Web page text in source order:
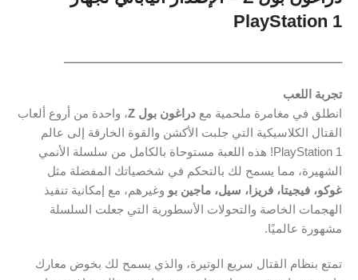
PlayStation 1
ـــــــــــــــــــــــــــــــــــــــــــــــــــــــــــــــــــــــــــــــــــــــ
تجربة اللعب
انطلق في مغامرة ملحمية مع دراغون بول Z
، واحدة من أروع ألعاب
القتال الكلاسيكية التي جلبت الأكشن والقوة الخارقة إلى عالم
PlayStation 1! هذه اللعبة مستوحاة بالكامل من سلسلة الأنمي
الشهيرة، مما يسمح لك بالتحكم في شخصياتك المفضلة مثل
غوكو، فيجيتا، فريزا، سيل، ماجين بو وغيرهم، مع إمكانية تنفيذ
الهجمات الخاصة والتحولات الأسطورية التي جعلت السلسلة
مشهورة عالميًا.
تمتع بنظام القتال سريع الوتيرة، والذي يسمح لك بخوض معارك